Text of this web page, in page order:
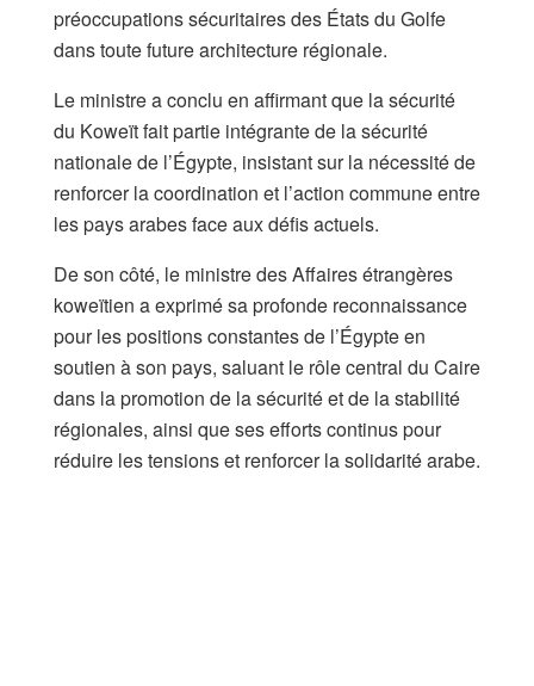
préoccupations sécuritaires des États du Golfe
dans toute future architecture régionale.
Le ministre a conclu en affirmant que la sécurité
du Koweït fait partie intégrante de la sécurité
nationale de l’Égypte, insistant sur la nécessité de
renforcer la coordination et l’action commune entre
les pays arabes face aux défis actuels.
De son côté, le ministre des Affaires étrangères
koweïtien a exprimé sa profonde reconnaissance
pour les positions constantes de l’Égypte en
soutien à son pays, saluant le rôle central du Caire
dans la promotion de la sécurité et de la stabilité
régionales, ainsi que ses efforts continus pour
réduire les tensions et renforcer la solidarité arabe.